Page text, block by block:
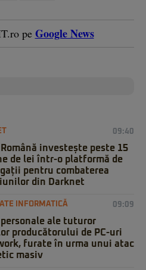
pe Google News
09:40
investește peste 15
de lei într-o platformă de
pentru combaterea
din Darknet
INFORMATICĂ 09:09
personale ale tuturor
producătorului de PC-uri
furate în urma unui atac
masiv